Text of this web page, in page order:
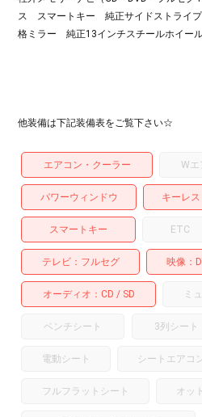
ス スマートキー 純正サイドストラ
格ミラー 純正13インチスチールホイー
他装備は下記装備表をご覧下さい☆
エアコン・クーラー Wエ
パワーウィンドウ キーレス
スマートキー ETC
テレビ フルセグ 映像
オーディオ CD SD ミ
ベンチシート 3列シート
電動シート シートエアコ
フルフラットシート オッ